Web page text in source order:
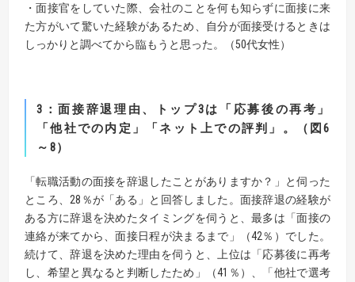
・面接官をしていた際、会社のことを何も知らずに面接に来
た方がいて驚いた経験があるため、自分が面接受けるときは
しっかりと調べてから臨もうと思った。（50代女性）
3 ：面接辞退理由、トップ3は「応募後の再考」
「他社での内定」「ネット上での評判」。（図6
～8）
「転職活動の面接を辞退したことがありますか？」と伺った
ところ、28％が「ある」と回答しました。面接辞退の経験が
ある方に辞退を決めたタイミングを伺うと、最多は「面接の
連絡が来てから、面接日程が決まるまで」（42％）でした。
続けて、辞退を決めた理由を伺うと、上位は「応募後に再考
し、希望と異なると判断したため」（41％）、「他社で選考